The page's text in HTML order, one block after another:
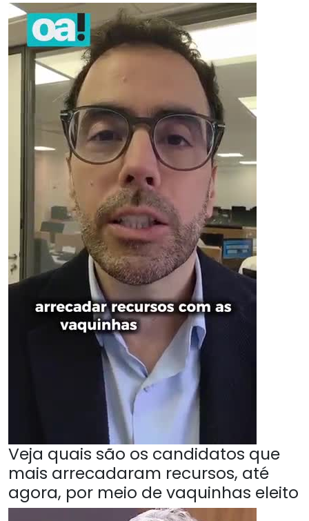
Veja quais são os candidatos que
mais arrecadaram recursos, até
agora, por meio de vaquinhas eleito